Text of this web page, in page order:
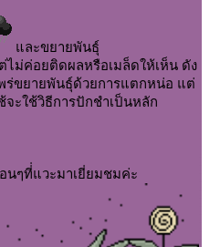
ละขยายพันธุ์
ม่ค่อยติดผลหรือเมล็ดให้เห็น ดัง
ร่ขยายพันธุ์ด้วยการแตกหน่อ แต่
ะใช้วิธีการปักชำเป็นหลัก
ๆที่่แวะมาเยี่ยมชมค่ะ